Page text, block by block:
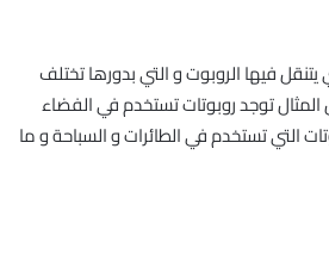
فيها الروبوت و التي بدورها تختلف
توجد روبوتات تستخدم في الفضاء
التي تستخدم في الطائرات و السباحة و ما